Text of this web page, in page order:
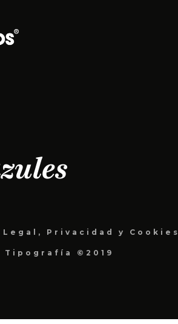
Legal, Privacidad y Cookies
©2019